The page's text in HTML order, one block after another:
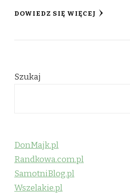
DOWIEDZ SIĘ WIĘCEJ
Szukaj
DonMajk.pl
Randkowa.com.pl
SamotniBlog.pl
Wszelakie.pl